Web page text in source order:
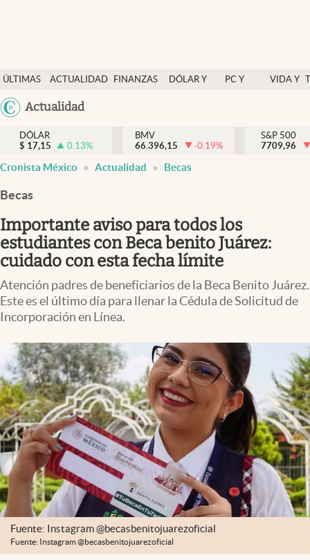
ÚLTIMAS
NOTICIAS
ACTUALIDAD
FINANZAS
DÓLAR Y
PC Y
VIDA Y
México
Actualidad
Actualidad
Finanzas y economía
Dólar y mercados
Pc y celular
Vida y estilo
Tv
Clima
Espiritualidad
Mediakit
abre en nueva pestaña
México
DÓLAR
$ 17,15 0.13%
BMV
66.396,15
-0.19%
S&P 500
7709,96
Cronista México Actualidad Becas
Becas
Importante aviso para todos los
estudiantes con Beca benito Juárez:
cuidado con esta fecha límite
Atención padres de beneficiarios de la Beca Benito Juárez.
Este es el último día para llenar la Cédula de Solicitud de
Incorporación en Línea.
Fuente: Instagram @becasbenitojuarezoficial
Fuente: Instagram @becasbenitojuarezoficial